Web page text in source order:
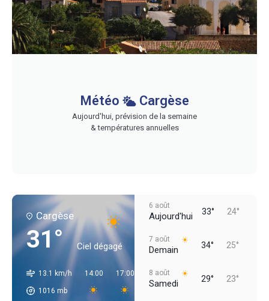
Météo Cargèse
Aujourd'hui, prévision de la semaine
& températures annuelles
Cargèse
31° Ciel dégagé
13.1 km/h
1016 mb
14:00 17:00 20:00 23:00 02:00
6 août
Aujourd'hui 33° 24°
7 août
Demain 34° 25°
8 août
Samedi 29° 23°